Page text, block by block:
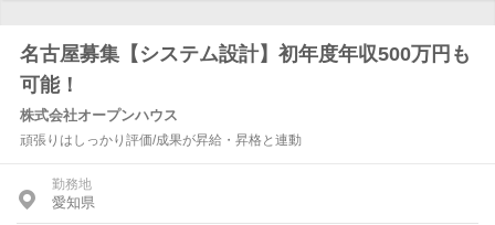
名古屋募集【システム設計】初年度年収500万円も
可能！
株式会社オープンハウス
頑張りはしっかり評価/成果が昇給・昇格と連動
勤務地
愛知県